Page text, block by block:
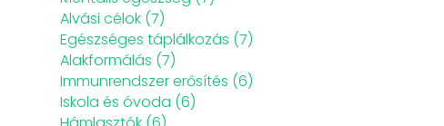
Alvási célok (7)
Egészséges táplálkozás (7)
Alakformálás (7)
Immunrendszer erősítés (6)
Iskola és óvoda (6)